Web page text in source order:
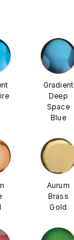
Gradient
Deep
Space
Blue
Aurum
Brass
Gold